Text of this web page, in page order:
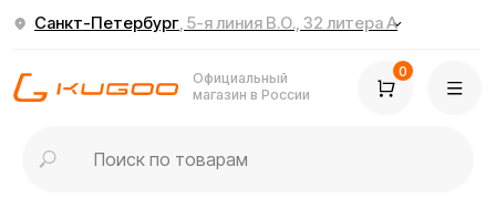
Санкт-Петербург, 5-я линия В.О., 32 литера А
магазин в России